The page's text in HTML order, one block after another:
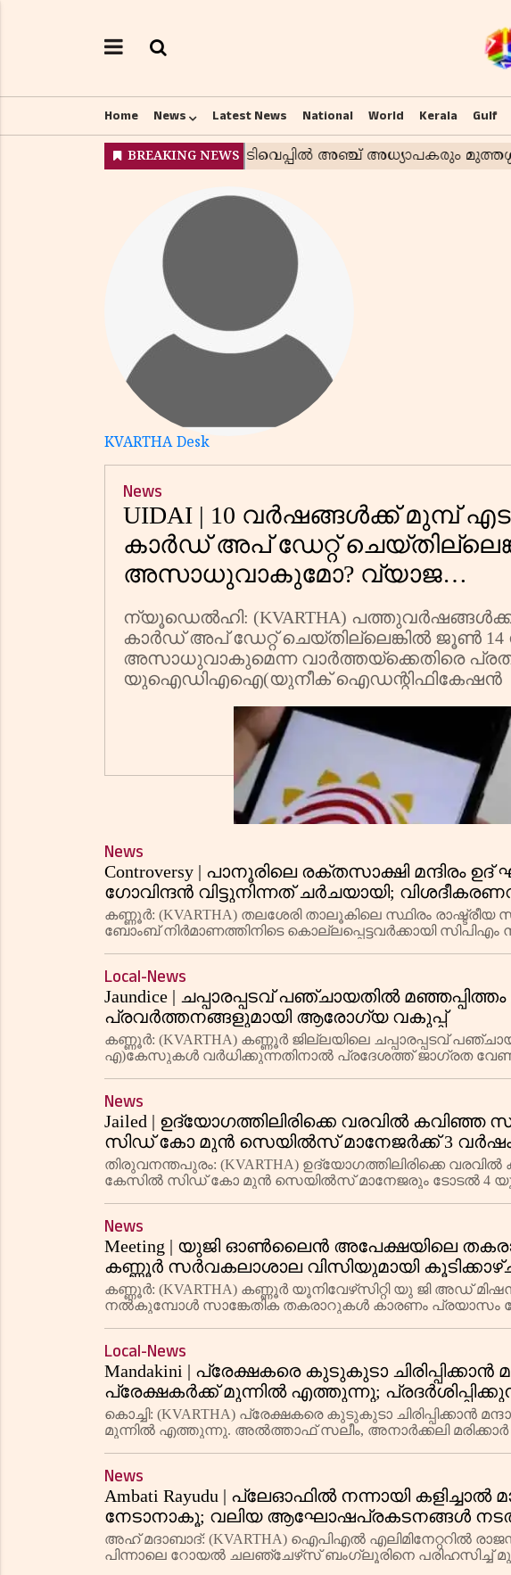
Home News Latest News National World Kerala Gulf
KVARTHA Desk
News
UIDAI | 10 വര്‍ഷങ്ങള്‍ക്ക് മുമ്പ്
കാര്‍ഡ് അപ് ഡേറ്റ്
അസാധുവാകുമോ? വ്യാജ
പ്രചാരണങ്ങള്‍ക്കെതിരെ
ന്യൂഡെല്‍ഹി: (KVARTHA)
കാര്‍ഡ് അപ് ഡേറ്റ് ചെയ്തില്ലെങ്കില്‍ ജൂണ്‍ 14
അസാധുവാകുമെന്ന വാര്‍ത്തയ്‌ക്കെതിരെ
യുഐഡിഎഐ(യുനീക് ഐഡന്റിഫികേഷന്‍
News
Controversy | പാനൂരിലെ രക്തസാക്ഷി മന്ദിരം
ഗോവിന്ദന്‍ വിട്ടുനിന്നത് ചര്‍ചയായി;
കണ്ണൂര്‍: (KVARTHA) തലശേരി താലൂകിലെ സ്ഥിരം
ബോംബ് നിര്‍മാണത്തിനിടെ കൊല്ലപ്പെട്ടവര്‍ക്കായി സിപിഎം
Local-News
Jaundice | ചപ്പാരപ്പടവ് പഞ്ചായതില്‍
പ്രവര്‍ത്തനങ്ങളുമായി ആരോഗ്യ വകുപ്പ്
കണ്ണൂര്‍: (KVARTHA) കണ്ണൂര്‍ ജില്ലയിലെ ചപ്പാരപ്പടവ്
എ)കേസുകള്‍ വര്‍ധിക്കുന്നതിനാല്‍ പ്രദേശത്ത് ജാഗ്രത
News
Jailed | ഉദ്യോഗത്തിലിരിക്കെ വരവില്‍ കവിഞ്ഞ
സിഡ് കോ മുന്‍ സെയില്‍സ് മാനേജര്‍ക്ക് 3 വര്‍ഷം
തിരുവനന്തപുരം: (KVARTHA) ഉദ്യോഗത്തിലിരിക്കെ
കേസില്‍ സിഡ് കോ മുന്‍ സെയില്‍സ് മാനേജരും ടോടല്‍ 4 യു
News
Meeting | യുജി ഓണ്‍ലൈന്‍ അപേക്ഷയിലെ
കണ്ണൂര്‍ സര്‍വകലാശാല വിസിയുമായി
കണ്ണൂര്‍: (KVARTHA) കണ്ണൂര്‍ യൂനിവേഴ്‌സിറ്റി യു ജി
നല്‍കുമ്പോള്‍ സാങ്കേതിക തകരാറുകള്‍ കാരണം പ്രയാസം
Local-News
Mandakini | പ്രേക്ഷകരെ കുടുകുടാ ചിരിപ്പിക്കാന്‍
പ്രേക്ഷകര്‍ക്ക് മുന്നില്‍ എത്തുന്നു;
കൊച്ചി: (KVARTHA) പ്രേക്ഷകരെ കുടുകുടാ ചിരിപ്പിക്കാന്‍
മുന്നില്‍ എത്തുന്നു. അല്‍ത്താഫ് സലീം, അനാര്‍ക്കലി മരിക്കാര്‍
News
Ambati Rayudu | പ്ലേഓഫില്‍ നന്നായി കളിച്ചാല്‍
നേടാനാകൂ; വലിയ ആഘോഷപ്രകടനങ്ങള്‍
ട്രോഫികള്‍ നേടാനാകില്ല;
അംബാട്ടി റായുഡു
അഹ് മദാബാദ്: (KVARTHA) ഐപിഎല്‍ എലിമിനേറ്ററില്‍
പിന്നാലെ റോയല്‍ ചലഞ്ചേഴ്‌സ് ബംഗ്ലൂരിനെ പരിഹസിച്ച്